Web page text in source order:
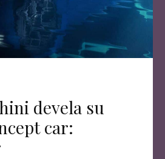
devela su
car: